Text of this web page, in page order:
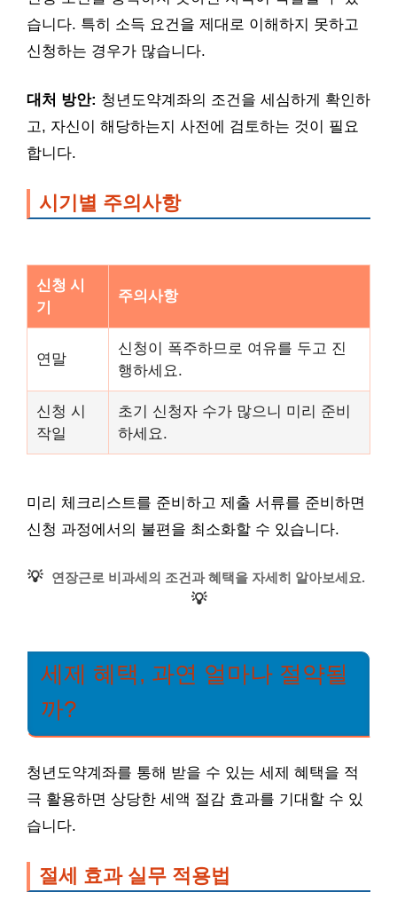
습니다. 특히 소득 요건을 제대로 이해하지 못하고
신청하는 경우가 많습니다.
대처 방안: 청년도약계좌의 조건을 세심하게 확인하
고, 자신이 해당하는지 사전에 검토하는 것이 필요
합니다.
시기별 주의사항
신청 시
기
주의사항
연말
신청이 폭주하므로 여유를 두고 진
행하세요.
신청 시
작일
초기 신청자 수가 많으니 미리 준비
하세요.
미리 체크리스트를 준비하고 제출 서류를 준비하면
신청 과정에서의 불편을 최소화할 수 있습니다.
💡 연장근로 비과세의 조건과 혜택을 자세히 알아보세요.
💡
세제 혜택, 과연 얼마나 절약될
까?
청년도약계좌를 통해 받을 수 있는 세제 혜택을 적
극 활용하면 상당한 세액 절감 효과를 기대할 수 있
습니다.
절세 효과 실무 적용법